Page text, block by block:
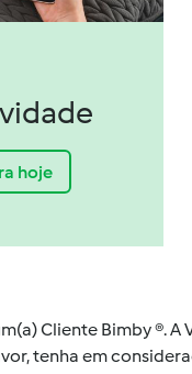
hoje
Cliente Bimby ®.
tenha em